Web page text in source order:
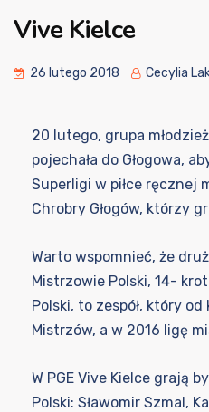
Vive Kielce
26 lutego 2018 Cecylia
20 lutego, grupa
pojechała do Głogowa,
Superligi w piłce ręcznej
Chrobry Głogów, którzy
Warto wspomnieć, że
Mistrzowie Polski, 14-
Polski, to zespół, który
Mistrzów, a w 2016 ligę
W PGE Vive Kielce grają
Polski: Sławomir Szmal,